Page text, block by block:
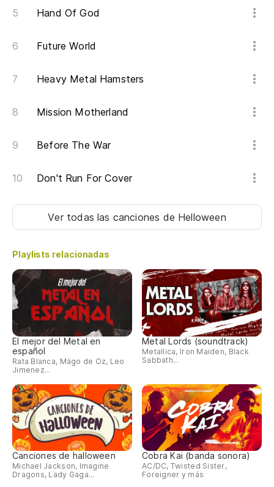
Hand Of God
Future World
Heavy Metal Hamsters
Mission Motherland
Before The War
Don't Run For Cover
Ver todas las canciones de Helloween
Playlists relacionadas
El mejor del Metal en
español
Rata Blanca, Mägo de Oz, Leo
Jimenez...
Metal Lords (soundtrack)
Metallica, Iron Maiden, Black
Sabbath...
Canciones de halloween
Michael Jackson, Imagine
Dragons, Lady Gaga...
Cobra Kai (banda sonora)
AC/DC, Twisted Sister,
Foreigner y más